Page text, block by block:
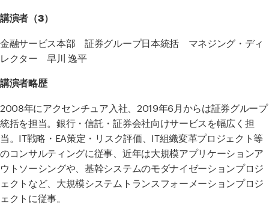
講演者（3）
金融サービス本部 証券グループ日本統括 マネジング・ディ
レクター 早川 逸平
講演者略歴
2008年にアクセンチュア入社、2019年6月からは証券グループ
統括を担当。銀行・信託・証券会社向けサービスを幅広く担
当。IT戦略・EA策定・リスク評価、IT組織変革プロジェクト等
のコンサルティングに従事、近年は大規模アプリケーションア
ウトソーシングや、基幹システムのモダナイゼーションプロジ
ェクトなど、大規模システムトランスフォーメーションプロジ
ェクトに従事。